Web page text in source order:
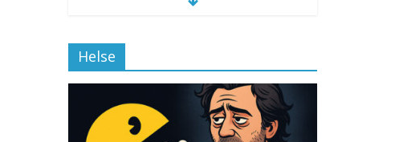
No Comments
klimakrisen i Norge
november 12, 2025
No Comments
Helse